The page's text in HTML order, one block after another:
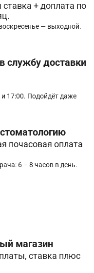
+ доплата по
— выходной.
службу доставки
17:00. Подойдёт даже
почасовая оплата
6 – 8 часов в день.
магазин
ставка плюс